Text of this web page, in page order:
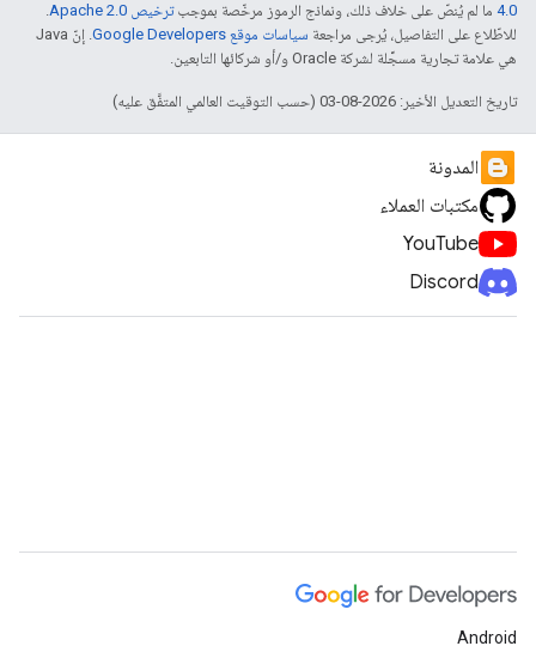
4.0‏ ما لم يُنصّ على خلاف ذلك، ونماذج الرموز مرخّصة بموجبترخيص Apache 2.0‏
.
للاطّلاع على التفاصيل، يُرجى مراجعة سياسات موقع Google Developers‏
. إنّ Java
هي علامة تجارية مسجَّلة لشركة Oracle و/أو شركائها التابعين.
تاريخ التعديل الأخير: 2026-08-03 (حسب التوقيت العالمي المتفَّق عليه)
المدونة
مكتبات العملاء
YouTube
Discord
Android